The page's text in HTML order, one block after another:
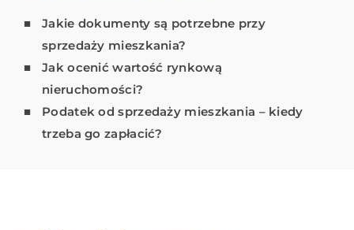
Jakie dokumenty są potrzebne przy
sprzedaży mieszkania?
Jak ocenić wartość rynkową
nieruchomości?
Podatek od sprzedaży mieszkania – kiedy
trzeba go zapłacić?